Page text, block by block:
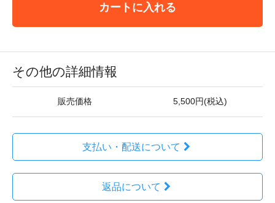
カートに入れる
その他の詳細情報
販売価格 5,500円(税込)
支払い・配送について
返品について